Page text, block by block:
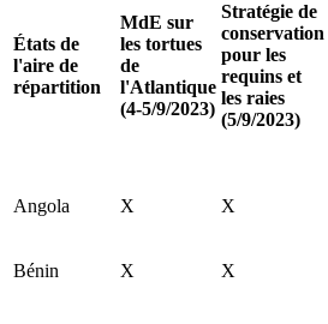
États de
l'aire de
répartition
MdE sur
les tortues
de
l'Atlantique
(4-5/9/2023)
Stratégie de
conservation
pour les
requins et
les raies
(5/9/2023)
Angola X X
Bénin X X